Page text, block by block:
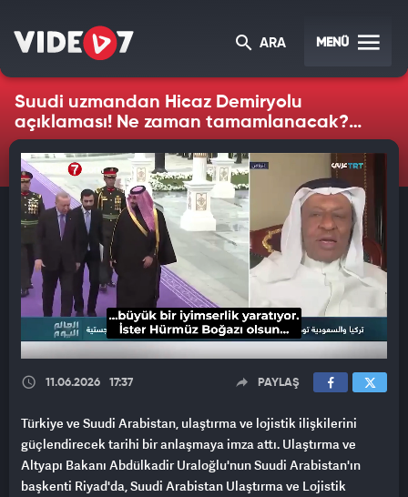
ARA MENÜ
Suudi uzmandan Hicaz Demiryolu
açıklaması! Ne zaman tamamlanacak?
Maliyet paylaşımı nasıl?
11.06.2026 17:37 PAYLAŞ
Türkiye ve Suudi Arabistan, ulaştırma ve lojistik ilişkilerini
güçlendirecek tarihi bir anlaşmaya imza attı. Ulaştırma ve
Altyapı Bakanı Abdülkadir Uraloğlu'nun Suudi Arabistan'ın
başkenti Riyad'da, Suudi Arabistan Ulaştırma ve Lojistik